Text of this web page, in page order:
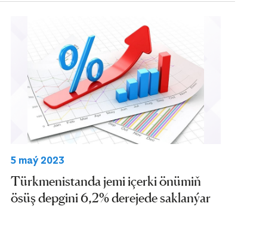
5 maý 2023
Türkmenistanda jemi içerki önümiň
ösüş depgini 6,2% derejede saklanýar